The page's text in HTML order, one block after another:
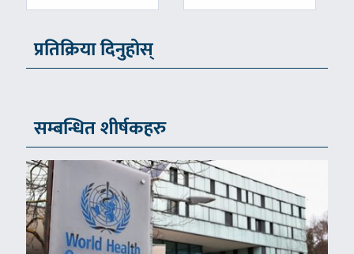
प्रतिक्रिया दिनुहोस्
सम्बन्धित शीर्षकहरु